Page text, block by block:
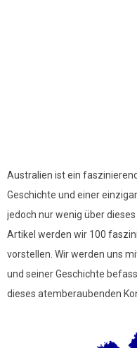
Australien ist ein
Geschichte und einer
jedoch nur wenig über
Artikel werden wir 100
vorstellen. Wir werden uns
und seiner Geschichte
dieses atemberaubenden